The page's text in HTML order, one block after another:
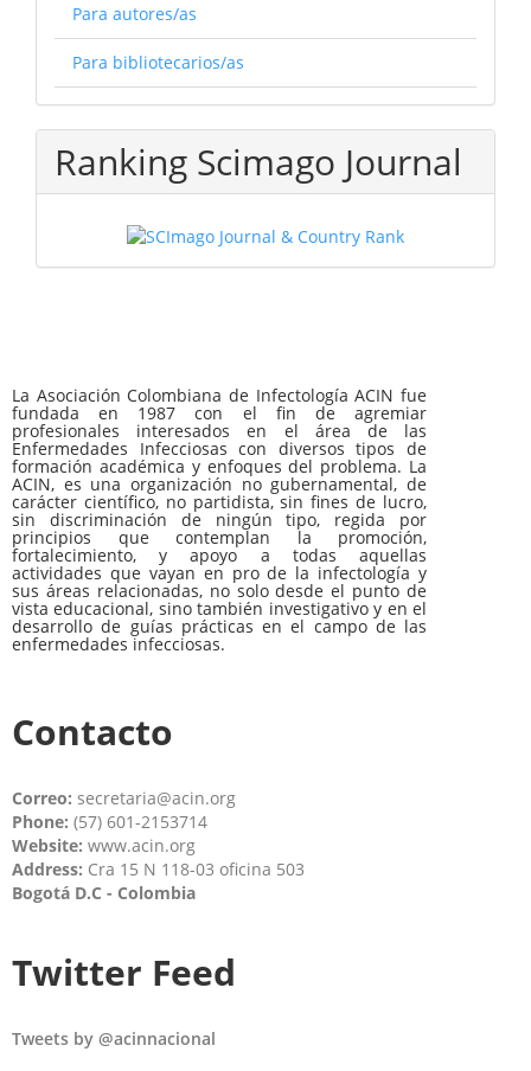
Para autores/as
Para bibliotecarios/as
Ranking Scimago Journal
La Asociación Colombiana de Infectología ACIN fue
fundada en 1987 con el fin de agremiar
profesionales interesados en el área de las
Enfermedades Infecciosas con diversos tipos de
formación académica y enfoques del problema. La
ACIN, es una organización no gubernamental, de
carácter científico, no partidista, sin fines de lucro,
sin discriminación de ningún tipo, regida por
principios que contemplan la promoción,
fortalecimiento, y apoyo a todas aquellas
actividades que vayan en pro de la infectología y
sus áreas relacionadas, no solo desde el punto de
vista educacional, sino también investigativo y en el
desarrollo de guías prácticas en el campo de las
enfermedades infecciosas.
Contacto
Correo: secretaria@acin.org
Phone: (57) 601-2153714
Website: www.acin.org
Address: Cra 15 N 118-03 oficina 503
Bogotá D.C - Colombia
Twitter Feed
Tweets by @acinnacional